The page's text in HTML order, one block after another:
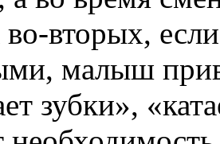
вторых,
малыш
зубки»,